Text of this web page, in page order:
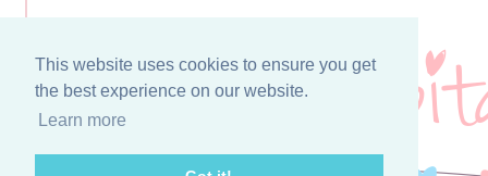
This website uses cookies to ensure you get
the best experience on our website.
Learn more